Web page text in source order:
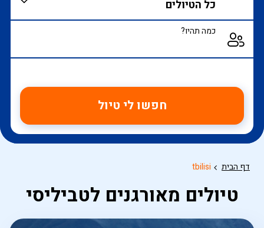
כמה תהיו?
חפשו לי טיול
דף הבית tbilisi
טיולים מאורגנים לטביליסי